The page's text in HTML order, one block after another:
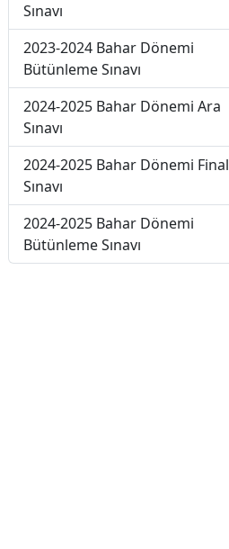
Sınavı
2023-2024 Bahar Dönemi
Bütünleme Sınavı
2024-2025 Bahar Dönemi Ara
Sınavı
2024-2025 Bahar Dönemi Final
Sınavı
2024-2025 Bahar Dönemi
Bütünleme Sınavı